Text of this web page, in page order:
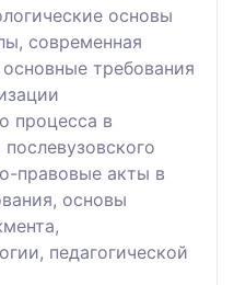
основы
современная
требования
процесса в
правовые акты в
основы
педагогической